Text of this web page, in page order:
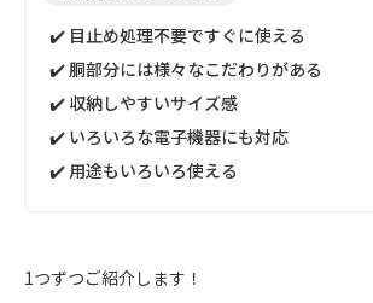
✔️ 目止め処理不要ですぐに使える
✔️ 胴部分には様々なこだわりがある
✔️ 収納しやすいサイズ感
✔️ いろいろな電子機器にも対応
✔️ 用途もいろいろ使える
1つずつご紹介します！